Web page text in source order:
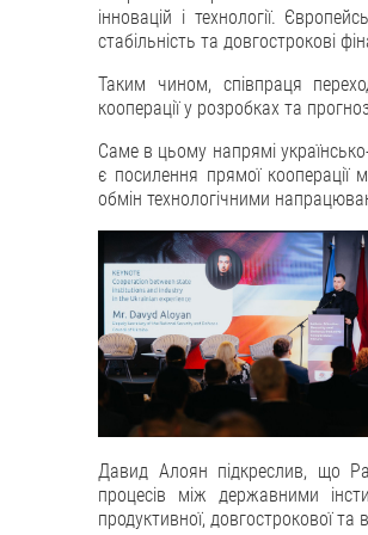
інновацій і технології.
стабільність та довгострокові
Таким чином, співпраця
кооперації у розробках та
Саме в цьому напрямі
є посилення прямої кооперації
обмін технологічними
Давид Алоян підкреслив, що
процесів між державними
продуктивної, довгострокової та